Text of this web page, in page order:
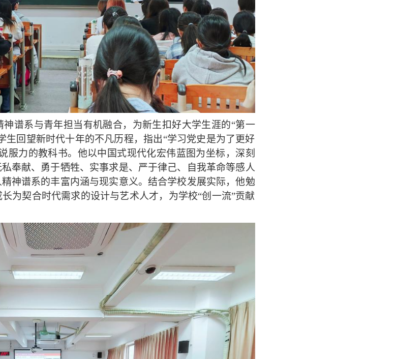
谱系与青年担当有机融合，为新生扣好大学生涯的“第一
生回望新时代十年的不凡历程，指出“学习党史是为了更好
服力的教科书。他以中国式现代化宏伟蓝图为坐标，深刻
奉献、勇于牺牲、实事求是、严于律己、自我革命等感人
神谱系的丰富内涵与现实意义。结合学校发展实际，他勉
为契合时代需求的设计与艺术人才，为学校“创一流”贡献